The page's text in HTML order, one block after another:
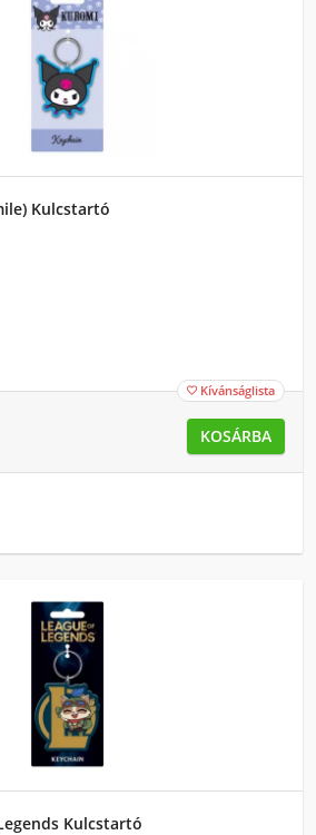
Kulcstartó
 Kívánságlista
KOSÁRBA
Kulcstartó